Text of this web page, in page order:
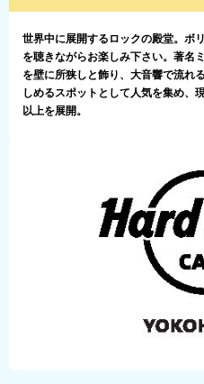
世界中に展開するロックの殿堂。ボ
を聴きながらお楽しみ下さい。著名
を壁に所狭しと飾り、大音響で流れ
しめるスポットとして人気を集め、
以上を展開。